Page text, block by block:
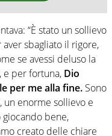
“È stato un sollievo
sbagliato il rigore,
se avessi deluso la
per fortuna, Dio
per me alla fine. Sono
un enorme sollievo e
giocando bene,
creato delle chiare